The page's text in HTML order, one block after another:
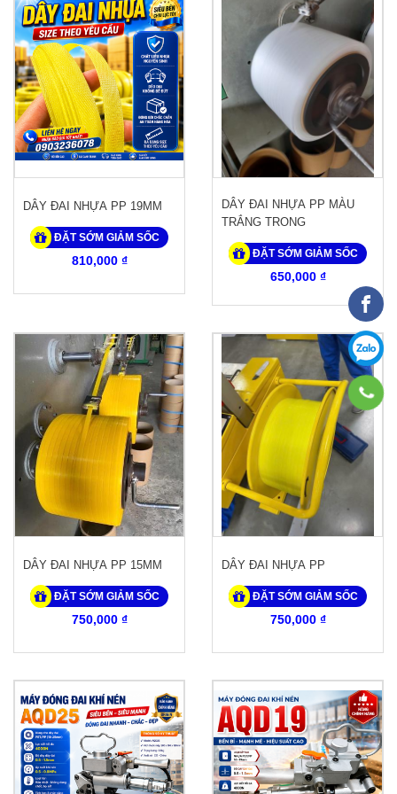
DÂY ĐAI NHỰA PP 19MM
ĐẶT SỚM GIẢM SỐC
810,000 ₫
DÂY ĐAI NHỰA PP MÀU
TRẮNG TRONG
ĐẶT SỚM GIẢM SỐC
650,000 ₫
DÂY ĐAI NHỰA PP 15MM
ĐẶT SỚM GIẢM SỐC
750,000 ₫
DÂY ĐAI NHỰA PP
ĐẶT SỚM GIẢM SỐC
750,000 ₫